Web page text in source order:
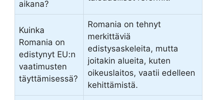
aikana?
Kuinka
Romania on
edistynyt EU:n
vaatimusten
täyttämisessä?
Romania on tehnyt
merkittäviä
edistysaskeleita, mutta
joitakin alueita, kuten
oikeuslaitos, vaatii edelleen
kehittämistä.